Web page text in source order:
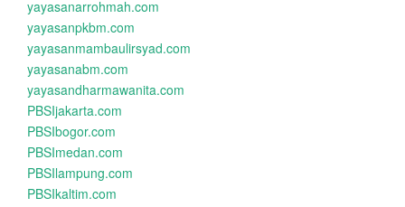
yayasanarrohmah.com
yayasanpkbm.com
yayasanmambaulirsyad.com
yayasanabm.com
yayasandharmawanita.com
PBSIjakarta.com
PBSIbogor.com
PBSImedan.com
PBSIlampung.com
PBSIkaltim.com